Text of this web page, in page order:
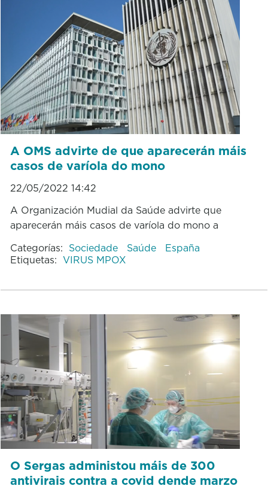
A OMS advirte de que aparecerán máis
casos de varíola do mono
22/05/2022 14:42
A Organización Mudial da Saúde advirte que
aparecerán máis casos de varíola do mono a
Categorías: Sociedade Saúde
España
Etiquetas: VIRUS MPOX
O Sergas administou máis de 300
antivirais contra a covid dende marzo